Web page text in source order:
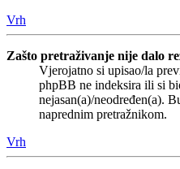
Vrh
Zašto pretraživanje nije dalo
Vjerojatno si upisao/la
phpBB ne indeksira ili si
nejasan(a)/neodređen(a).
naprednim pretražnikom.
Vrh